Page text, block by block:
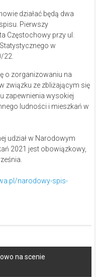
działać będą dwa
Pierwszy
Częstochowy przy ul.
w
22.
o zorganizowaniu na
związku ze zbliżającym się
zapewnienia wysokiej
ludności i mieszkań w
udział w Narodowym
2021 jest obowiązkowy,
narodowy-spis-
na scenie